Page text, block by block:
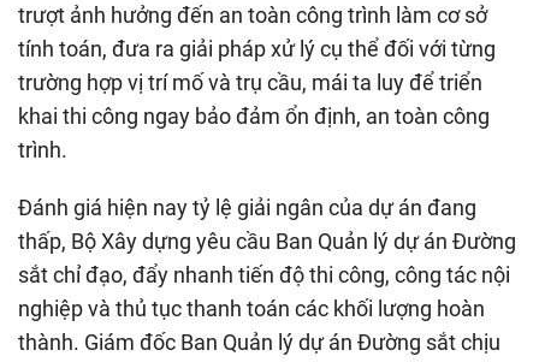
trượt ảnh hưởng đến an toàn công trình làm cơ sở
tính toán, đưa ra giải pháp xử lý cụ thể đối với từng
trường hợp vị trí mố và trụ cầu, mái ta luy để triển
khai thi công ngay bảo đảm ổn định, an toàn công
trình.
Đánh giá hiện nay tỷ lệ giải ngân của dự án đang
thấp, Bộ Xây dựng yêu cầu Ban Quản lý dự án Đường
sắt chỉ đạo, đẩy nhanh tiến độ thi công, công tác nội
nghiệp và thủ tục thanh toán các khối lượng hoàn
thành. Giám đốc Ban Quản lý dự án Đường sắt chịu